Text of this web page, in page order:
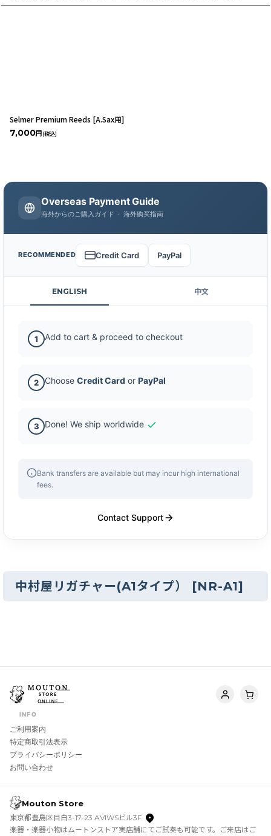
中村屋リガチャー(A1タイプ） [NR-A1]
Selmer Premium Reeds [A.Sax用]
7,000円 (税込)
Overseas Payment Guide
海外からのご購入ガイド · 海外购买指南
RECOMMENDED Credit Card PayPal
ENGLISH 中文
1 Add to cart & proceed to checkout
2 Choose Credit Card or PayPal
3 Done! We ship worldwide
Bank transfers are available but may incur high international
fees.
Contact Support
INFO
ご利用案内
特定商取引法表示
プライバシーポリシー
お問い合わせ
Mouton Store
東京都豊島区目白3-17-23 AVIWSビル3F
楽器・楽器小物はムートンストア実店舗にてご試奏も可能です。ご来店はご